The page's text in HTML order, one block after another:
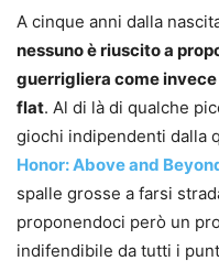
A cinque anni dalla
nessuno è riuscito a
guerrigliera come
flat. Al di là di qualche
giochi indipendenti dalla
Honor: Above and
spalle grosse a farsi
proponendoci però un
indifendibile da tutti i